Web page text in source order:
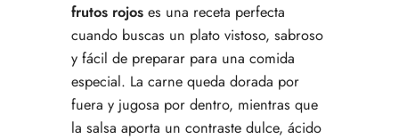
frutos rojos es una receta perfecta
cuando buscas un plato vistoso, sabroso
y fácil de preparar para una comida
especial. La carne queda dorada por
fuera y jugosa por dentro, mientras que
la salsa aporta un contraste dulce, ácido